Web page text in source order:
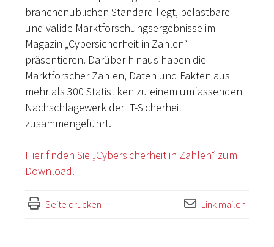
branchenüblichen Standard liegt, belastbare
und valide Marktforschungsergebnisse im
Magazin „Cybersicherheit in Zahlen“
präsentieren. Darüber hinaus haben die
Marktforscher Zahlen, Daten und Fakten aus
mehr als 300 Statistiken zu einem umfassenden
Nachschlagewerk der IT-Sicherheit
zusammengeführt.
Hier finden Sie „Cybersicherheit in Zahlen“ zum
Download.
Seite drucken Link mailen